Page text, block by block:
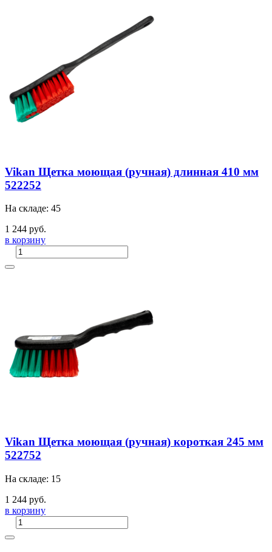
Vikan Щетка моющая (ручная) длинная 410 мм
522252
На складе: 45
1 244 руб.
в корзину
Vikan Щетка моющая (ручная) короткая 245 мм
522752
На складе: 15
1 244 руб.
в корзину